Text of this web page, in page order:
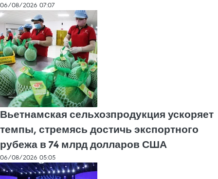
06/08/2026 07:07
Вьетнамская сельхозпродукция ускоряет
темпы, стремясь достичь экспортного
рубежа в 74 млрд долларов США
06/08/2026 05:05